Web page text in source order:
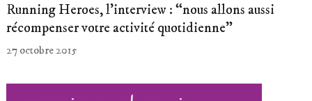
Running Heroes, l’interview : “nous allons aussi
récompenser votre activité quotidienne”
27 octobre 2015